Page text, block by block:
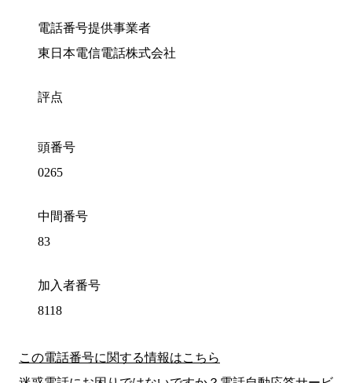
電話番号提供事業者
東日本電信電話株式会社
評点
頭番号
0265
中間番号
83
加入者番号
8118
この電話番号に関する情報はこちら